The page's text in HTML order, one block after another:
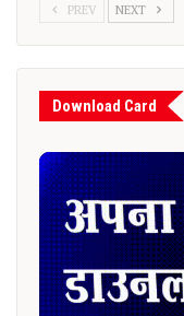
PREV NEXT
Download Card